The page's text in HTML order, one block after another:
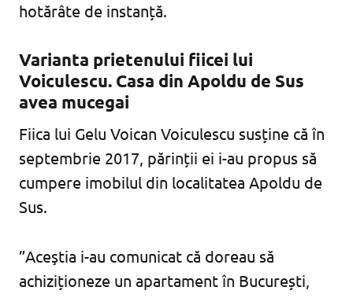
hotărâte de instanță.
Varianta prietenului fiicei lui
Voiculescu. Casa din Apoldu de Sus
avea mucegai
Fiica lui Gelu Voican Voiculescu susține că în
septembrie 2017, părinții ei i-au propus să
cumpere imobilul din localitatea Apoldu de
Sus.
”Aceştia i-au comunicat că doreau să
achiziționeze un apartament în București,